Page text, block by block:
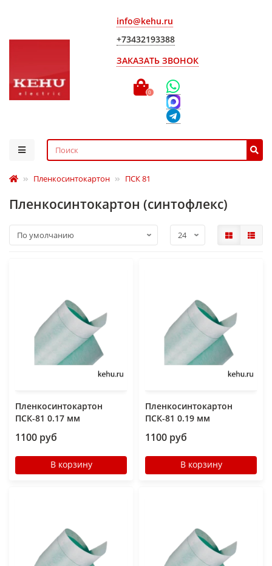
info@kehu.ru
+73432193388
ЗАКАЗАТЬ ЗВОНОК
0
Пленкосинтокартон ПСК 81
Пленкосинтокартон (синтофлекс)
Пленкосинтокартон
ПСК-81 0.17 мм
1100 руб
В корзину
Пленкосинтокартон
ПСК-81 0.19 мм
1100 руб
В корзину